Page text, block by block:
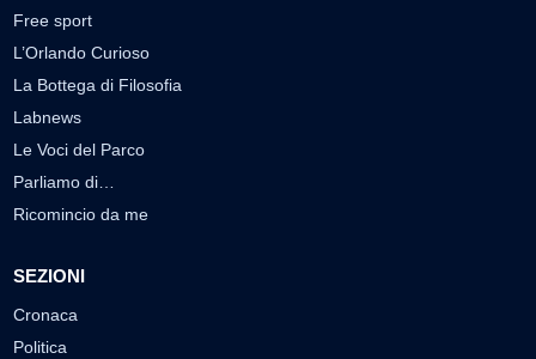
Free sport
L’Orlando Curioso
La Bottega di Filosofia
Labnews
Le Voci del Parco
Parliamo di…
Ricomincio da me
SEZIONI
Cronaca
Politica